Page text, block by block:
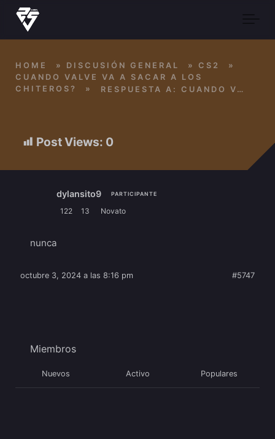
Skip to main content
Post Views: 0
HOME » DISCUSIÓN GENERAL » CS2
»
CUANDO VALVE VA A SACAR A LOS
CHITEROS?
» RESPUESTA A: CUANDO VALVE VA A SACAR A LOS CHITEROS?
dylansito9 PARTICIPANTE
122 13 Novato
nunca
octubre 3, 2024 a las 8:16 pm #5747
Miembros
Nuevos Activo Populares